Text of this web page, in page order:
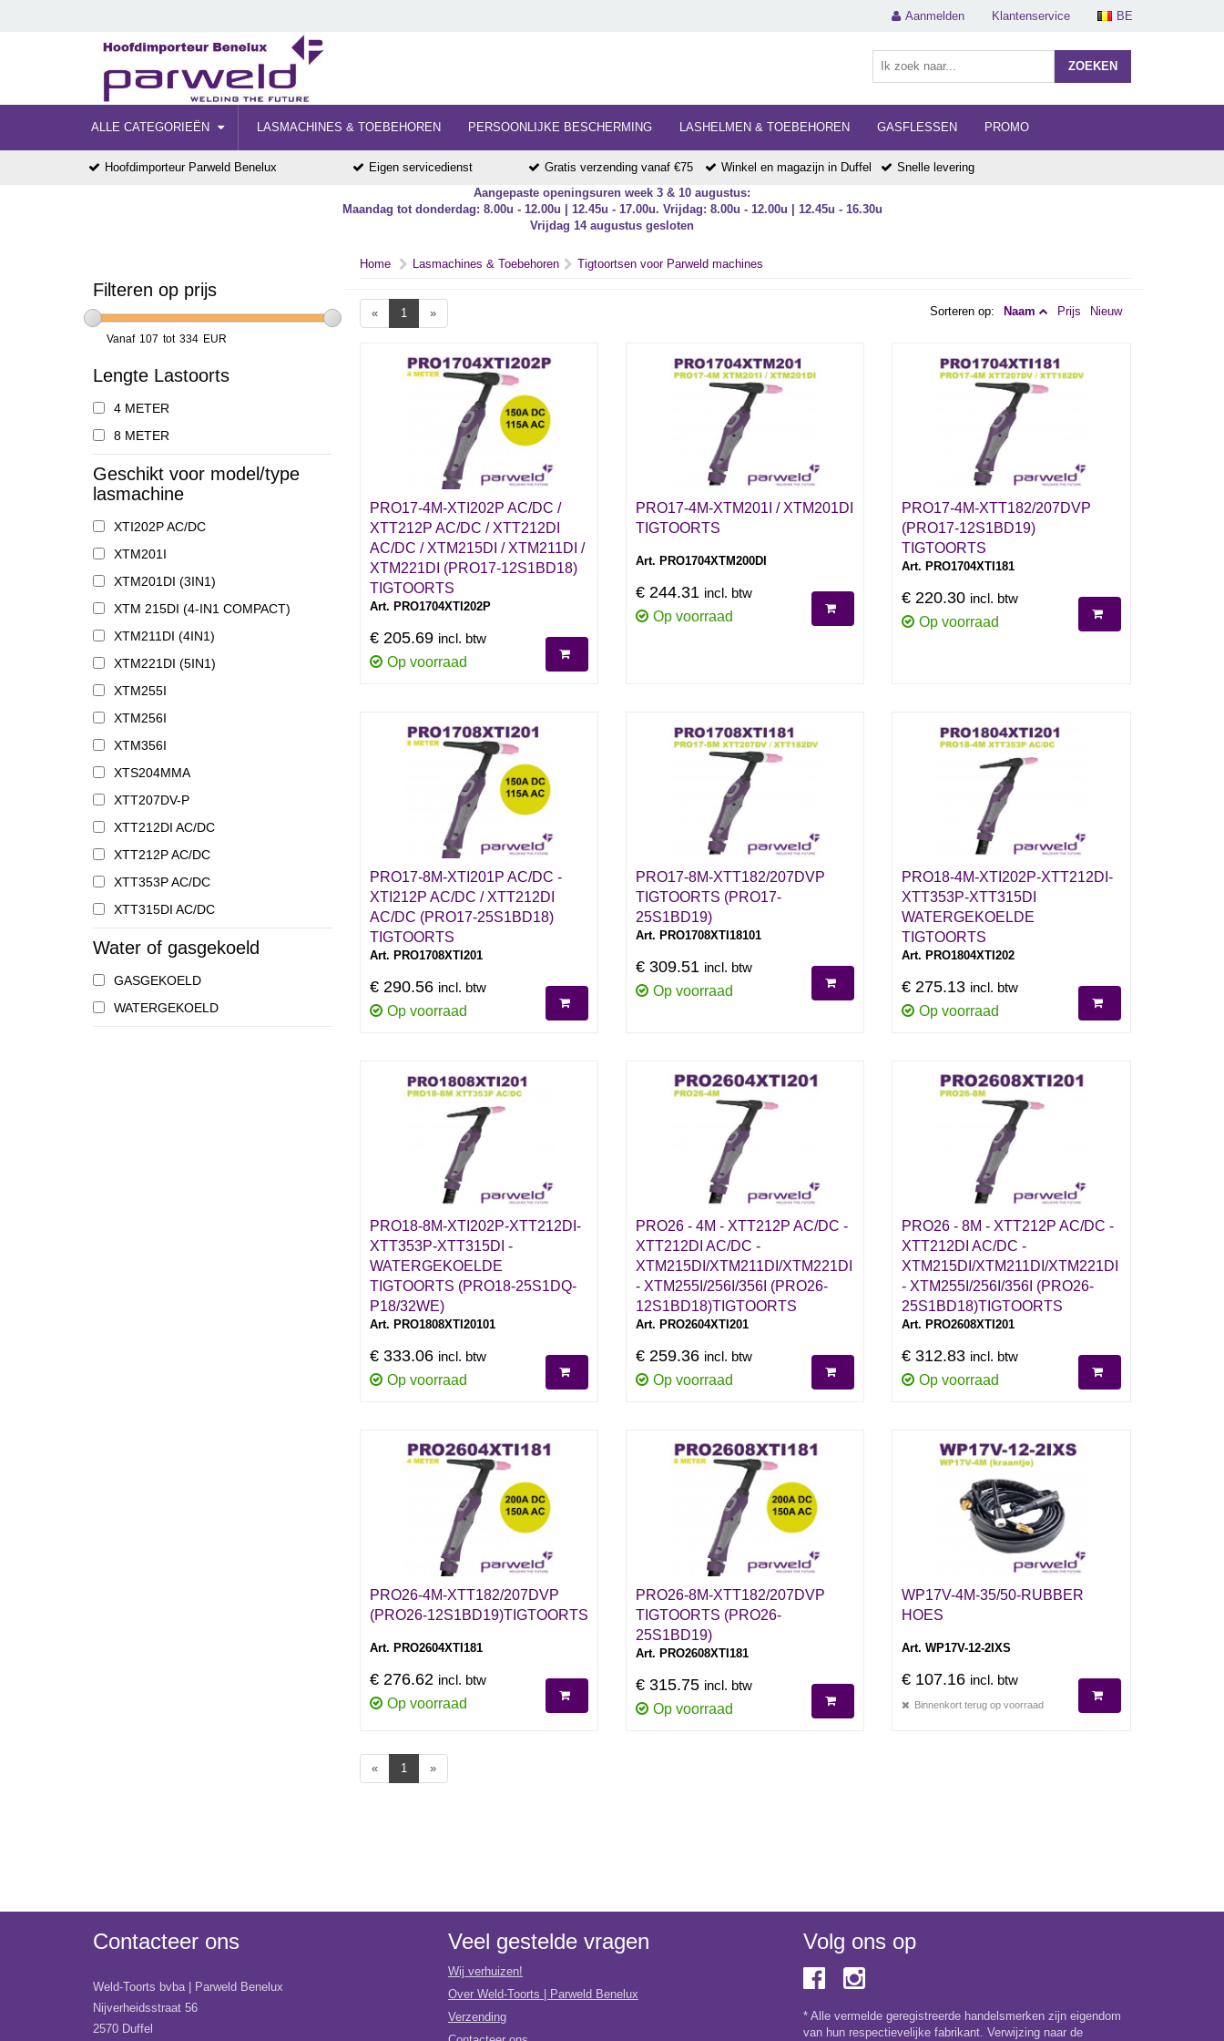
BE
Klantenservice
Aanmelden
ZOEKEN
ALLE CATEGORIEËN LASMACHINES & TOEBEHOREN PERSOONLIJKE BESCHERMING LASHELMEN & TOEBEHOREN GASFLESSEN PROMO
Hoofdimporteur Parweld Benelux Eigen servicedienst Gratis verzending vanaf €75 Winkel en magazijn in Duffel
Snelle levering
Aangepaste openingsuren week 3 & 10 augustus:
Maandag tot donderdag: 8.00u - 12.00u | 12.45u - 17.00u. Vrijdag: 8.00u - 12.00u | 12.45u - 16.30u
Vrijdag 14 augustus gesloten
Filteren op prijs
Vanaf 107 tot 334 EUR
Lengte Lastoorts
4 METER
8 METER
Geschikt voor model/type
lasmachine
XTI202P AC/DC
XTM201I
XTM201DI (3IN1)
XTM 215DI (4-IN1 COMPACT)
XTM211DI (4IN1)
XTM221DI (5IN1)
XTM255I
XTM256I
XTM356I
XTS204MMA
XTT207DV-P
XTT212DI AC/DC
XTT212P AC/DC
XTT353P AC/DC
XTT315DI AC/DC
Water of gasgekoeld
GASGEKOELD
WATERGEKOELD
Home Lasmachines & Toebehoren Tigtoortsen voor Parweld machines
« 1 » Sorteren op: Naam Prijs Nieuw
PRO17-4M-XTI202P AC/DC /
XTT212P AC/DC / XTT212DI
AC/DC / XTM215DI / XTM211DI /
XTM221DI (PRO17-12S1BD18)
TIGTOORTS
Art. PRO1704XTI202P
€ 205.69 incl. btw
Op voorraad
PRO17-4M-XTM201I / XTM201DI
TIGTOORTS
Art. PRO1704XTM200DI
€ 244.31 incl. btw
Op voorraad
PRO17-4M-XTT182/207DVP
(PRO17-12S1BD19)
TIGTOORTS
Art. PRO1704XTI181
€ 220.30 incl. btw
Op voorraad
PRO17-8M-XTI201P AC/DC -
XTI212P AC/DC / XTT212DI
AC/DC (PRO17-25S1BD18)
TIGTOORTS
Art. PRO1708XTI201
€ 290.56 incl. btw
Op voorraad
PRO17-8M-XTT182/207DVP
TIGTOORTS (PRO17-
25S1BD19)
Art. PRO1708XTI18101
€ 309.51 incl. btw
Op voorraad
PRO18-4M-XTI202P-XTT212DI-
XTT353P-XTT315DI
WATERGEKOELDE
TIGTOORTS
Art. PRO1804XTI202
€ 275.13 incl. btw
Op voorraad
PRO18-8M-XTI202P-XTT212DI-
XTT353P-XTT315DI -
WATERGEKOELDE
TIGTOORTS (PRO18-25S1DQ-
P18/32WE)
Art. PRO1808XTI20101
€ 333.06 incl. btw
Op voorraad
PRO26 - 4M - XTT212P AC/DC -
XTT212DI AC/DC -
XTM215DI/XTM211DI/XTM221DI
- XTM255I/256I/356I (PRO26-
12S1BD18)TIGTOORTS
Art. PRO2604XTI201
€ 259.36 incl. btw
Op voorraad
PRO26 - 8M - XTT212P AC/DC -
XTT212DI AC/DC -
XTM215DI/XTM211DI/XTM221DI
- XTM255I/256I/356I (PRO26-
25S1BD18)TIGTOORTS
Art. PRO2608XTI201
€ 312.83 incl. btw
Op voorraad
PRO26-4M-XTT182/207DVP
(PRO26-12S1BD19)TIGTOORTS
Art. PRO2604XTI181
€ 276.62 incl. btw
Op voorraad
PRO26-8M-XTT182/207DVP
TIGTOORTS (PRO26-
25S1BD19)
Art. PRO2608XTI181
€ 315.75 incl. btw
Op voorraad
WP17V-4M-35/50-RUBBER
HOES
Art. WP17V-12-2IXS
€ 107.16 incl. btw
Binnenkort terug op voorraad
« 1 »
Contacteer ons
Weld-Toorts bvba | Parweld Benelux
Nijverheidsstraat 56
2570 Duffel
Veel gestelde vragen
Wij verhuizen!
Over Weld-Toorts | Parweld Benelux
Verzending
Volg ons op
* Alle vermelde geregistreerde handelsmerken zijn eigendom
van hun respectievelijke fabrikant. Verwijzing naar de